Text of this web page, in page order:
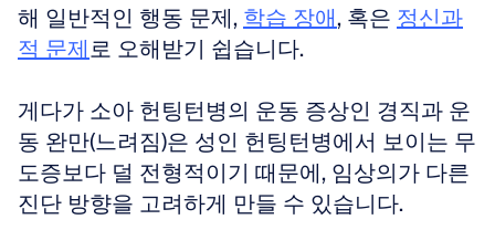
해 일반적인 행동 문제, 학습 장애, 혹은 정신과
적 문제로 오해받기 쉽습니다.
게다가 소아 헌팅턴병의 운동 증상인 경직과 운
동 완만(느려짐)은 성인 헌팅턴병에서 보이는 무
도증보다 덜 전형적이기 때문에, 임상의가 다른
진단 방향을 고려하게 만들 수 있습니다.